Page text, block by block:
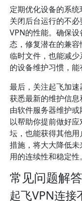
定期优化设备的系统
关闭后台运行的不
VPN的性能。确保
态，修复潜在的兼
临时文件，也能减
的设备维护习惯，能
最后，关注起飞加
获悉最新的维护信
由软件服务器维护
以帮助你提前做好
坛，也能获得其他
措施，将大大降低
用的连续性和稳定性。
常见问题解答
起飞VPN连接